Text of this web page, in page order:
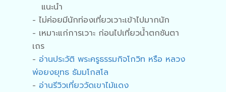
แนะนำ
- ไม่ค่อยมีนักท่องเที่ยวเวาะเข้าไปมากนัก
- เหมาะแก่การเวาะ ก่อนไปเที่ยวน้ำตกชันตา
เถร
- อ่านประวัติ พระครูธรรมกิจโกวิท หรือ หลวง
พ่อยงยุทธ ธัมมโกสโล
- อ่านรีวิวเที่ยววัดเขาไม้แดง